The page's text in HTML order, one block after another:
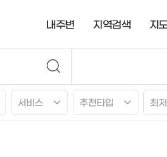
내주변 지역검색 지
서비스 추천타입 최